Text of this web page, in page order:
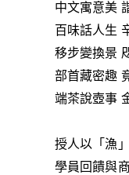
中文寓意美
百味話人生
移步變換景
部首藏密趣
端茶說壺事
授人以「漁」
學員回饋與